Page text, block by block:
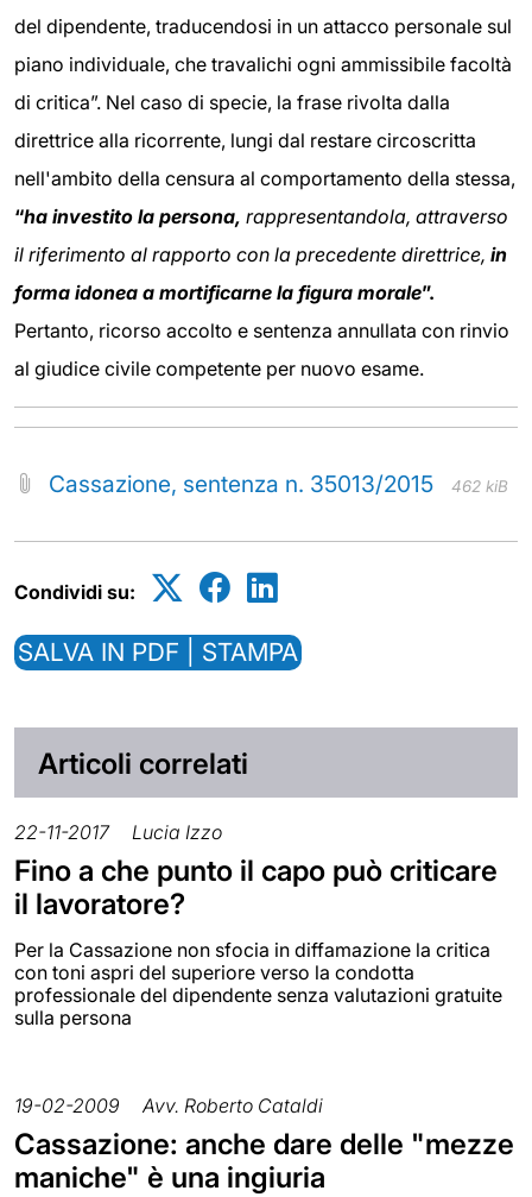
del dipendente, traducendosi in un attacco personale sul
piano individuale, che travalichi ogni ammissibile facoltà
di critica”. Nel caso di specie, la frase rivolta dalla
direttrice alla ricorrente, lungi dal restare circoscritta
nell'ambito della censura al comportamento della stessa,
“ha investito la persona, rappresentandola, attraverso
il riferimento al rapporto con la precedente direttrice, in
forma idonea a mortificarne la figura morale”.
Pertanto, ricorso accolto e sentenza annullata con rinvio
al giudice civile competente per nuovo esame.
Cassazione, sentenza n. 35013/2015 462 kiB
Condividi su:
SALVA IN PDF | STAMPA
Articoli correlati
22-11-2017 Lucia Izzo
Fino a che punto il capo può criticare
il lavoratore?
Per la Cassazione non sfocia in diffamazione la critica
con toni aspri del superiore verso la condotta
professionale del dipendente senza valutazioni gratuite
sulla persona
19-02-2009 Avv. Roberto Cataldi
Cassazione: anche dare delle "mezze
maniche" è una ingiuria